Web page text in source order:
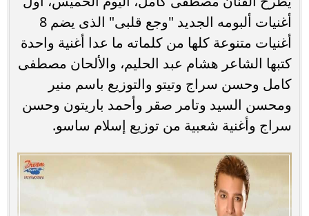
أغنيات ألبومه الجديد "وجع قلبى" الذى يضم 8
أغنيات متنوعة كلها من كلماته ما عدا أغنية واحدة
كتبها الشاعر هشام عبد الحليم، والألحان مصطفى
كامل وحسن سراج وتيتو والتوزيع باسم منير
ومحسن السيد وتامر صقر وأحمد باريتون وحسن
سراج وأغنية شعبية من توزيع إسلام ساسو.